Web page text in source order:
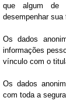
que algum de
desempenhar
Os dados
informações
vínculo com o
Os dados
com toda a